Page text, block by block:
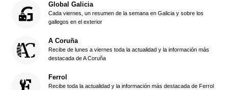
Global Galicia
Cada viernes, un resumen de la semana en Galicia y sobre los
gallegos en el exterior
A Coruña
Recibe de lunes a viernes toda la actualidad y la información más
destacada de A Coruña
Ferrol
Recibe toda la actualidad y la información más destacada de Ferrol